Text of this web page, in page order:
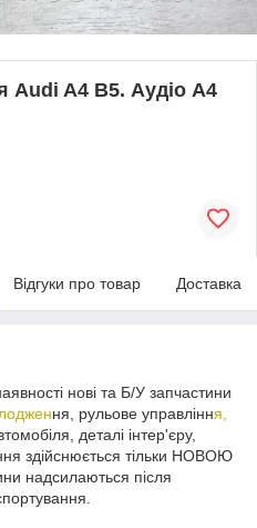
Audi A4 B5. Аудіо А4
Відгуки про товар Доставка
нові та Б/У запчастини
ня, рульове управління,
деталі інтер'єру,
здійснюється тільки НОВОЮ
надсилаються після